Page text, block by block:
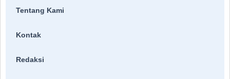
Tentang Kami
Kontak
Redaksi